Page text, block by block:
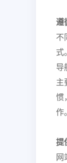
遵
不
式
导
主
惯
作。
提
网